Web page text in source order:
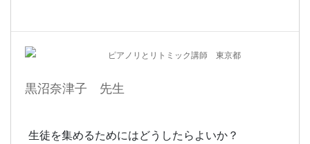
ピアノリとリトミック講師 東京都
黒沼奈津子 先生
生徒を集めるためにはどうしたらよいか？